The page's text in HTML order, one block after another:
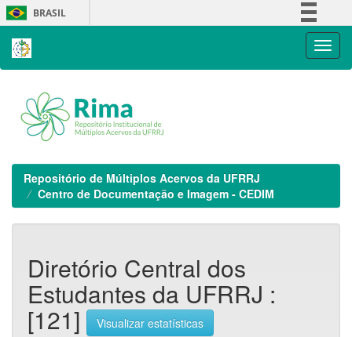
Skip
navigation
BRASIL
Repositório de Múltiplos Acervos da UFRRJ
Centro de Documentação e Imagem - CEDIM
Diretório Central dos
Estudantes da UFRRJ :
[121]
Visualizar estatísticas